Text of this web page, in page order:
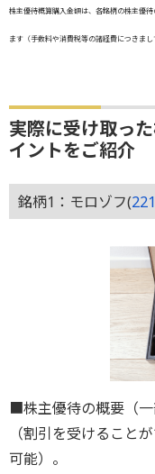
株主優待概算購入金額は、各銘柄の株主優
ます（手数料や消費税等の諸経費につきまし
実際に受け取っ
イントをご紹介
銘柄1：モロゾフ(
■株主優待の概要（
（割引を受けること
可能）。